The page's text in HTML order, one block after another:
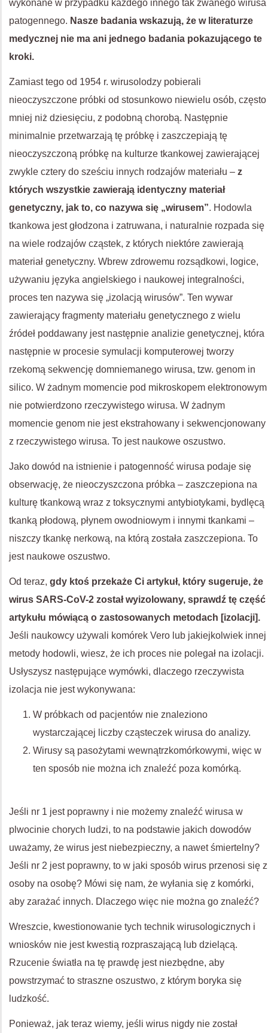
wykonane w przypadku każdego innego tak zwanego wirusa
patogennego. Nasze badania wskazują, że w literaturze
medycznej nie ma ani jednego badania pokazującego te
kroki.
Zamiast tego od 1954 r. wirusolodzy pobierali
nieoczyszczone próbki od stosunkowo niewielu osób, często
mniej niż dziesięciu, z podobną chorobą. Następnie
minimalnie przetwarzają tę próbkę i zaszczepiają tę
nieoczyszczoną próbkę na kulturze tkankowej zawierającej
zwykle cztery do sześciu innych rodzajów materiału – z
których wszystkie zawierają identyczny materiał
genetyczny, jak to, co nazywa się „wirusem”. Hodowla
tkankowa jest głodzona i zatruwana, i naturalnie rozpada się
na wiele rodzajów cząstek, z których niektóre zawierają
materiał genetyczny. Wbrew zdrowemu rozsądkowi, logice,
używaniu języka angielskiego i naukowej integralności,
proces ten nazywa się „izolacją wirusów”. Ten wywar
zawierający fragmenty materiału genetycznego z wielu
źródeł poddawany jest następnie analizie genetycznej, która
następnie w procesie symulacji komputerowej tworzy
rzekomą sekwencję domniemanego wirusa, tzw. genom in
silico. W żadnym momencie pod mikroskopem elektronowym
nie potwierdzono rzeczywistego wirusa. W żadnym
momencie genom nie jest ekstrahowany i sekwencjonowany
z rzeczywistego wirusa. To jest naukowe oszustwo.
Jako dowód na istnienie i patogenność wirusa podaje się
obserwację, że nieoczyszczona próbka – zaszczepiona na
kulturę tkankową wraz z toksycznymi antybiotykami, bydlęcą
tkanką płodową, płynem owodniowym i innymi tkankami –
niszczy tkankę nerkową, na którą została zaszczepiona. To
jest naukowe oszustwo.
Od teraz, gdy ktoś przekaże Ci artykuł, który sugeruje, że
wirus SARS-CoV-2 został wyizolowany, sprawdź tę część
artykułu mówiącą o zastosowanych metodach [izolacji].
Jeśli naukowcy używali komórek Vero lub jakiejkolwiek innej
metody hodowli, wiesz, że ich proces nie polegał na izolacji.
Usłyszysz następujące wymówki, dlaczego rzeczywista
izolacja nie jest wykonywana:
W próbkach od pacjentów nie znaleziono
wystarczającej liczby cząsteczek wirusa do analizy.
Wirusy są pasożytami wewnątrzkomórkowymi, więc w
ten sposób nie można ich znaleźć poza komórką.
Jeśli nr 1 jest poprawny i nie możemy znaleźć wirusa w
plwocinie chorych ludzi, to na podstawie jakich dowodów
uważamy, że wirus jest niebezpieczny, a nawet śmiertelny?
Jeśli nr 2 jest poprawny, to w jaki sposób wirus przenosi się z
osoby na osobę? Mówi się nam, że wyłania się z komórki,
aby zarażać innych. Dlaczego więc nie można go znaleźć?
Wreszcie, kwestionowanie tych technik wirusologicznych i
wniosków nie jest kwestią rozpraszającą lub dzielącą.
Rzucenie światła na tę prawdę jest niezbędne, aby
powstrzymać to straszne oszustwo, z którym boryka się
ludzkość.
Ponieważ, jak teraz wiemy, jeśli wirus nigdy nie został